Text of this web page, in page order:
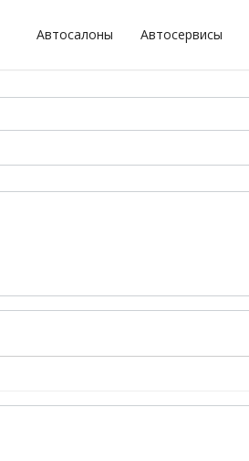
Автосалоны Автосервисы